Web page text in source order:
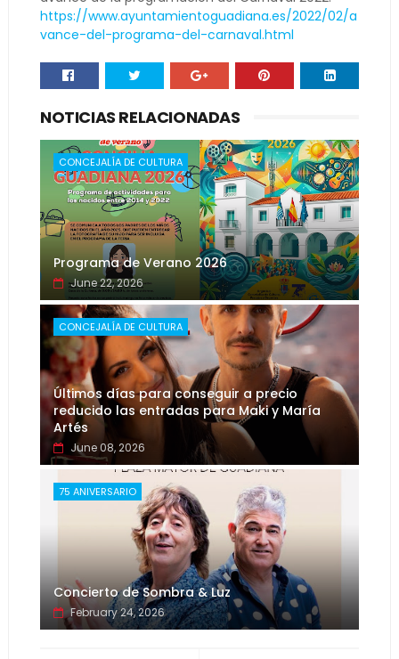
https://www.ayuntamientoguadiana.es/2022/02/a
vance-del-programa-del-carnaval.html
NOTICIAS RELACIONADAS
CONCEJALÍA DE CULTURA
Programa de Verano 2026
June 22, 2026
CONCEJALÍA DE CULTURA
Últimos días para conseguir a precio
reducido las entradas para Maki y María
Artés
June 08, 2026
75 ANIVERSARIO
Concierto de Sombra & Luz
February 24, 2026